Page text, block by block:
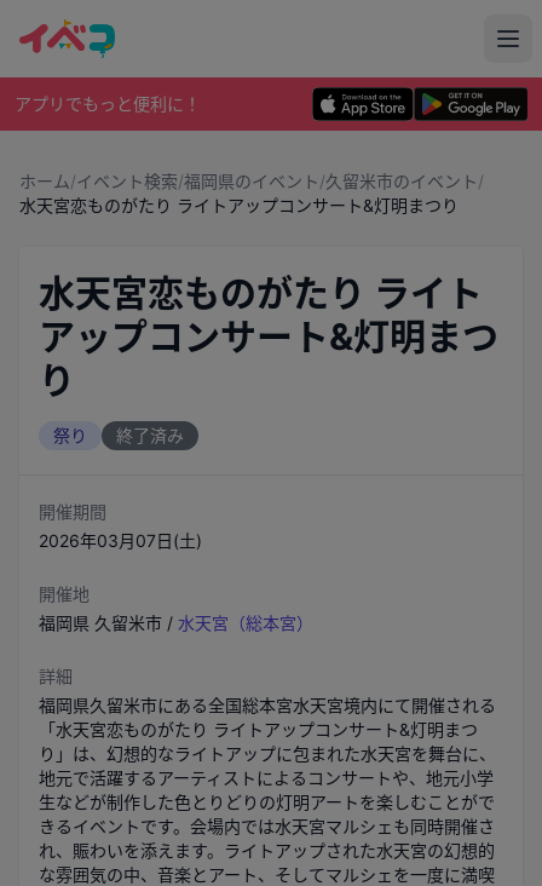
アプリでもっと便利に！
ホーム/イベント検索/福岡県のイベント/久留米市のイベント/
水天宮恋ものがたり ライトアップコンサート&灯明まつり
水天宮恋ものがたり ライト
アップコンサート&灯明まつ
り
祭り 終了済み
開催期間
2026年03月07日(土)
開催地
福岡県 久留米市 / 水天宮（総本宮）
詳細
福岡県久留米市にある全国総本宮水天宮境内にて開催される
「水天宮恋ものがたり ライトアップコンサート&灯明まつ
り」は、幻想的なライトアップに包まれた水天宮を舞台に、
地元で活躍するアーティストによるコンサートや、地元小学
生などが制作した色とりどりの灯明アートを楽しむことがで
きるイベントです。会場内では水天宮マルシェも同時開催さ
れ、賑わいを添えます。ライトアップされた水天宮の幻想的
な雰囲気の中、音楽とアート、そしてマルシェを一度に満喫